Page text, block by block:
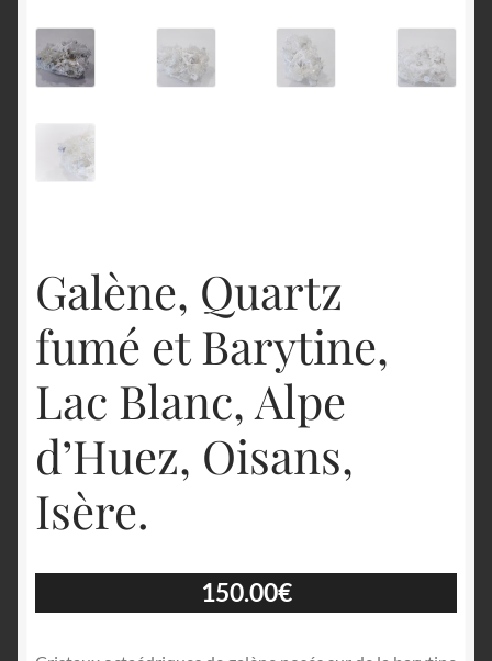
Galène, Quartz
fumé et Barytine,
Lac Blanc, Alpe
d’Huez, Oisans,
Isère.
150.00€